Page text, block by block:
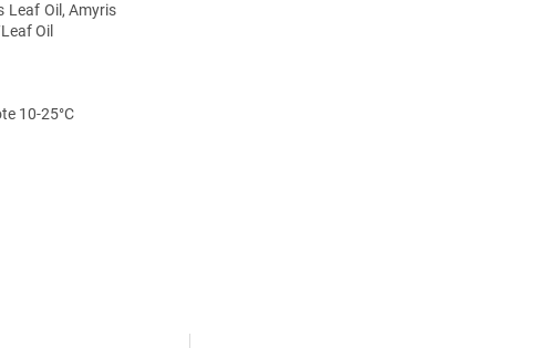
Leaf Oil, Amyris
Oil
10-25°C